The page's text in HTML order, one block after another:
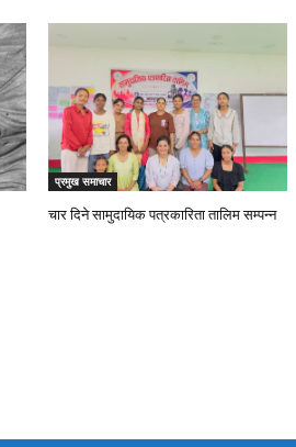
प्रमुख समाचार
चार दिने सामुदायिक पत्रकारिता तालिम सम्पन्न